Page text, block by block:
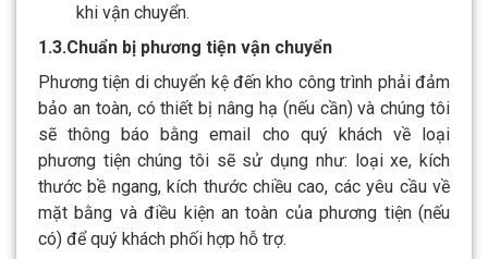
khi vận chuyển.
1.3.Chuẩn bị phương tiện vận chuyển
Phương tiện di chuyển kệ đến kho công trình phải đảm
bảo an toàn, có thiết bị nâng hạ (nếu cần) và chúng tôi
sẽ thông báo bằng email cho quý khách về loại
phương tiện chúng tôi sẽ sử dụng như: loại xe, kích
thước bề ngang, kích thước chiều cao, các yêu cầu về
mặt bằng và điều kiện an toàn của phương tiện (nếu
có) để quý khách phối hợp hỗ trợ.